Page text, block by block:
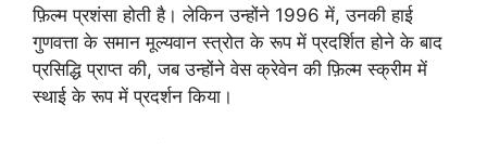
फ़िल्म प्रशंसा होती है। लेकिन उन्होंने 1996 में, उनकी हाई
गुणवत्ता के समान मूल्यवान स्त्रोत के रूप में प्रदर्शित होने के बाद
प्रसिद्धि प्राप्त की, जब उन्होंने वेस क्रेवेन की फ़िल्म स्क्रीम में
स्थाई के रूप में प्रदर्शन किया।